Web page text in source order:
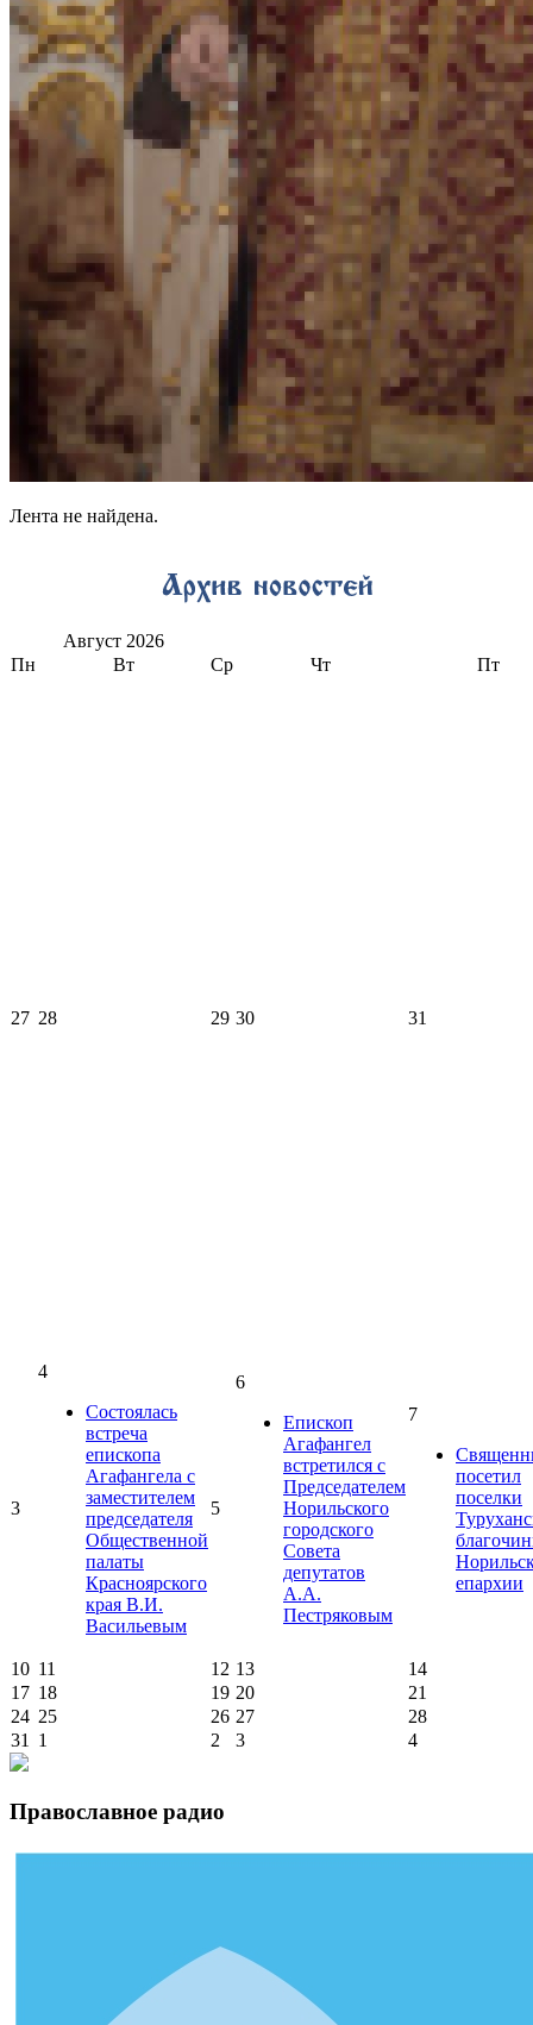
Лента не найдена.
Август 2026
Пн
Вт Ср Чт Пт
27 28 29 30 31
3
4
Состоялась
встреча
епископа
Агафангела с
заместителем
председателя
Общественной
палаты
Красноярского
края В.И.
Васильевым
5
6
Епископ
Агафангел
встретился с
Председателем
Норильского
городского
Совета
депутатов
А.А.
Пестряковым
7
посетил
поселки
епархии
10 11 12 13
14
17 18 19 20
21
24 25 26 27
28
31
1 2 3 4
Православное радио